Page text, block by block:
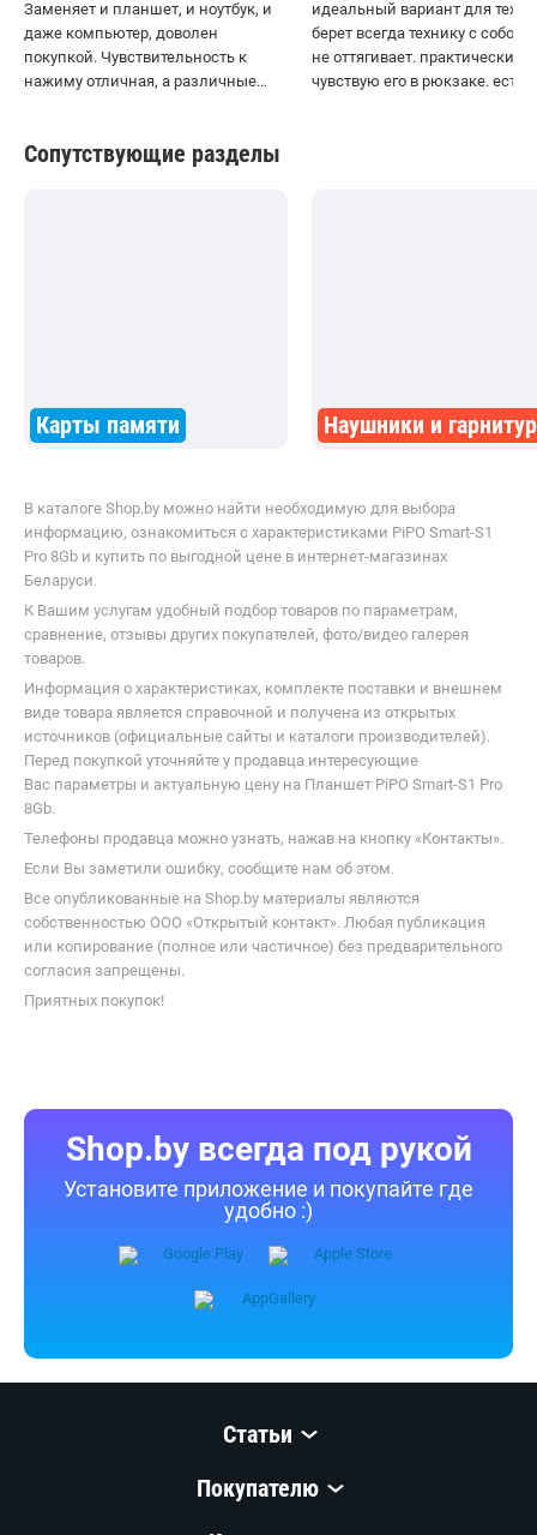
Заменяет и планшет, и ноутбук, и
даже компьютер, доволен
покупкой. Чувствительность к
нажиму отличная, а различные
возможность подключения к
идеальный вариант для тех,
берет всегда технику с собой.
не оттягивает. практически не
чувствую его в рюкзаке. есть
Сопутствующие разделы
Карты памяти Наушники и
В каталоге Shop.by можно найти необходимую для выбора
информацию, ознакомиться с характеристиками PiPO Smart-S1
Pro 8Gb и купить по выгодной цене в интернет-магазинах
Беларуси.
К Вашим услугам удобный подбор товаров по параметрам,
сравнение, отзывы других покупателей, фото/видео галерея
товаров.
Информация о характеристиках, комплекте поставки и внешнем
виде товара является справочной и получена из открытых
источников (официальные сайты и каталоги производителей).
Перед покупкой уточняйте у продавца интересующие
Вас параметры и актуальную цену на Планшет PiPO Smart-S1 Pro
8Gb.
Телефоны продавца можно узнать, нажав на кнопку «Контакты».
Если Вы заметили ошибку, сообщите нам об этом.
Все опубликованные на Shop.by материалы являются
собственностью ООО «Открытый контакт». Любая публикация
или копирование (полное или частичное) без предварительного
согласия запрещены.
Приятных покупок!
Shop.by всегда под рукой
Установите приложение и покупайте где
удобно :)
Статьи
Покупателю